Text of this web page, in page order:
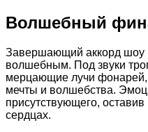
Волшебный
Завершающий аккорд шоу
волшебным. Под звуки
мерцающие лучи фонарей,
мечты и волшебства.
присутствующего,
сердцах.